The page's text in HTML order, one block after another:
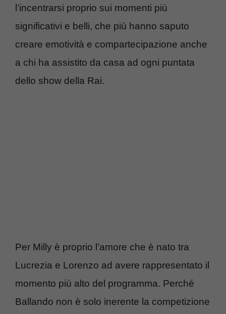
l’incentrarsi proprio sui momenti più
significativi e belli, che più hanno saputo
creare emotività e compartecipazione anche
a chi ha assistito da casa ad ogni puntata
dello show della Rai.
Per Milly è proprio l’amore che è nato tra
Lucrezia e Lorenzo ad avere rappresentato il
momento più alto del programma. Perché
Ballando non è solo inerente la competizione